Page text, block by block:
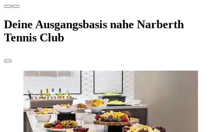
Deine Ausgangsbasis nahe Narberth
Tennis Club